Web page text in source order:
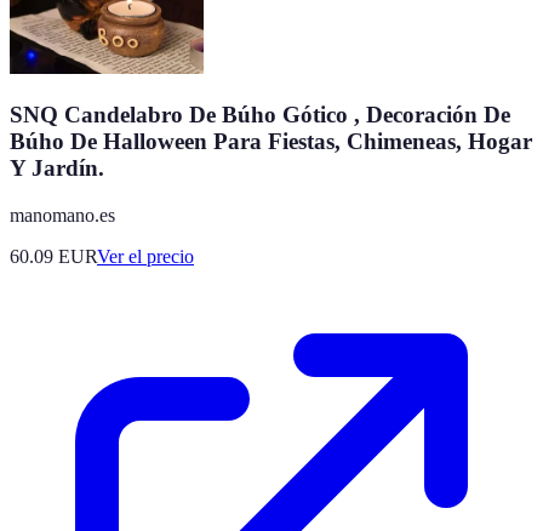
SNQ Candelabro De Búho Gótico , Decoración De
Búho De Halloween Para Fiestas, Chimeneas, Hogar
Y Jardín.
manomano.es
60.09 EURVer el precio